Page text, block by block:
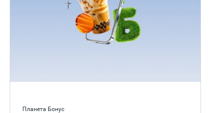
Планета Бонус